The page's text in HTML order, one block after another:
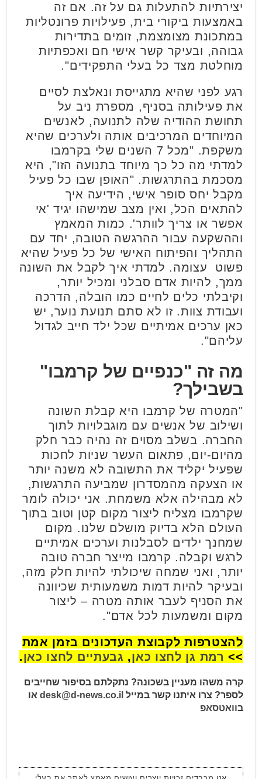
יצירתיות להתעלות גם על זה. אם זה
באמצעות ביקורי בית, פעילויות פרונטליות
במתכונת מצומצמת, זומים בתדירות
גבוהה, ובעיקר קשר אישי חם ואכפתיות
מוחלטת מצד כל בעלי התפקידים".
רגע לפני שהיא מתגייסת ונאלצת לסיים
את פעילותה בסניף, מספרת ניב על
תחושת ההודיה שלה לתנועה, לאנשים
המיוחדים המרכיבים אותה ולערכים שהיא
משקפת. "מכל 7 השנים שלי בקרמבו
למדתי מה כל כך מיוחד בתנועה הזו", היא
מסכמת בהתרגשות. "האופן שבו כל פעיל
מקבל יחס סופר אישי, הידיעה איך
להתאים הכל, ואין מצב שמישהו יגיד 'אי
אפשר או צריך לוותר'. כמות המאמץ
וההשקעה עבור ההרגשה הטובה, יחד עם
התהליך והפיתוח האישי של כל פעיל שהיא
פשוט עצומה. למדתי איך לקבל את השונה
ממך, להיות אדם סבלני ומכיל יותר,
וקיבלתי כלים לחיים כמו הובלה, הדרכה
ועבודת צוות. זו לא סתם תנועת נוער, יש
כאן ערכים אמיתיים שכל ילד חייב לגדול
עליהם".
מה זה "כנפיים של קרמבו"
בשבילך?
"המטרה של קרמבו היא קבלת השונה
ושילוב של אנשים עם מוגבלויות לתוך
החברה. בשלב מסוים זה נהיה כבר חלק
מהיום-יום, פתאום העשר שניות לחכות
שפעיל יקליד את התשובה לא משנה יותר
או הצעקה מהמסדרון שמביעה התרגשות,
לא מבהילה אלא משמחת. אני יכולה לומר
שקרמבו מצליח ליצור מקום קטן וטוב בתוך
העולם הלא בדיוק מושלם שלנו. מקום
שמחנך ילדים לסבלנות וערכים אמיתיים
לרגש וקבלה. קרמבו מייצר חברה טובה
יותר, ואני שמחה שיכולתי להיות חלק מזה,
ובעיקר להיות דמות משמעותית שכיוונה
את הסניף לעבר אותה מטרה – ליצור
מקום ומשמעות לכל אדם".
להצטרפות לקבוצת העדכונים בזמן אמת
>> רמת גן לחצו כאן, גבעתיים לחצו כאן.
קרה משהו מעניין בשכונה? נתקלתם בסיפור שחייבים
לספר? צרו איתנו קשר במייל desk@d-news.co.il או
בוואטסאפ